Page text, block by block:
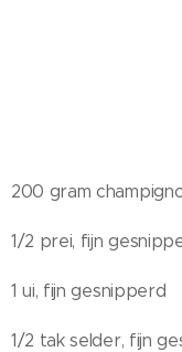
200 gram
1/2 prei, fijn
1 ui, fijn gesnipperd
1/2 tak selder, fijn